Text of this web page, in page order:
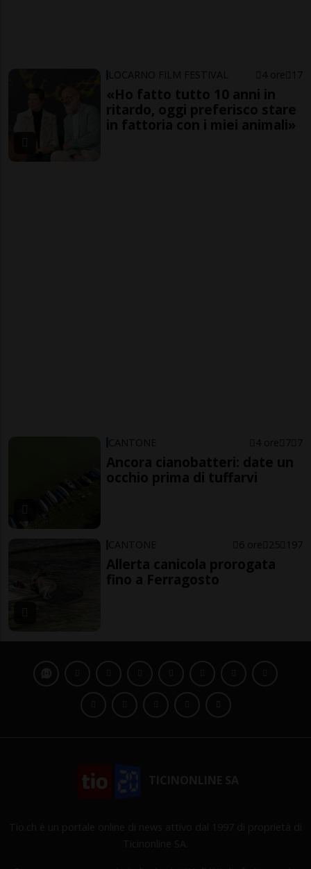
LOCARNO FILM FESTIVAL 4 ore 17
«Ho fatto tutto 10 anni in
ritardo, oggi preferisco stare
in fattoria con i miei animali»
CANTONE 4 ore 7 7
Ancora cianobatteri: date un
occhio prima di tuffarvi
CANTONE 6 ore 25 197
Allerta canicola prorogata
fino a Ferragosto